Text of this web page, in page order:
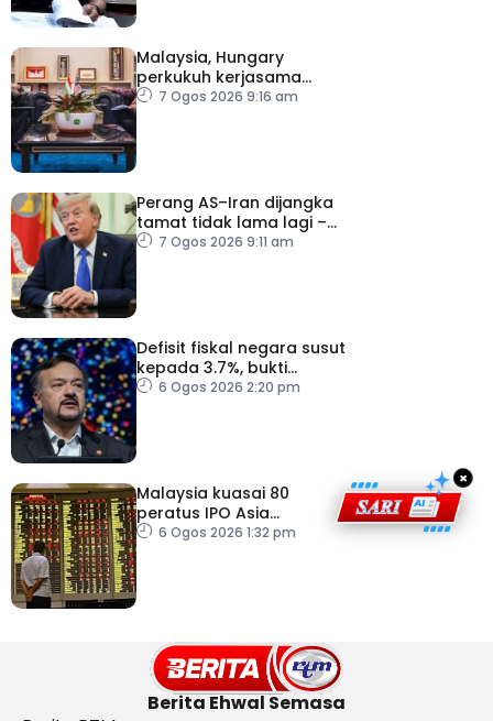
Malaysia, Hungary
perkukuh kerjasama
sektor pertanian
7 Ogos 2026 9:16 am
Perang AS–Iran dijangka
tamat tidak lama lagi –
Trump
7 Ogos 2026 9:11 am
Defisit fiskal negara susut
kepada 3.7%, bukti
keyakinan pelabur masih
6 Ogos 2026 2:20 pm
Malaysia kuasai 80
peratus IPO Asia
Tenggara, kumpul AS$1.4
6 Ogos 2026 1:32 pm
×
Berita Ehwal Semasa